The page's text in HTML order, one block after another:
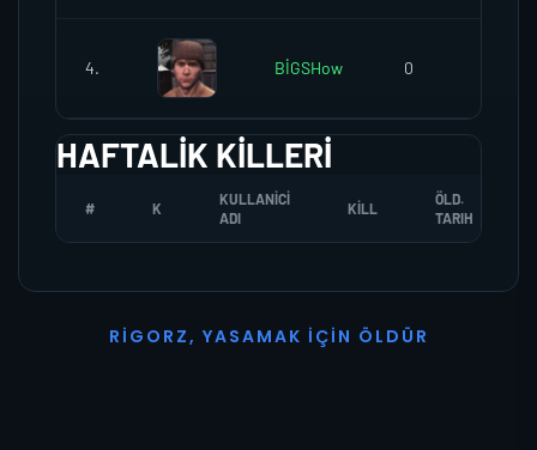
4. BİGSHow 0
HAFTALIK KILLERI
# K
KULLANICI
ADI
KILL
ÖLD.
TARIH
R I G O R Z, YASAMAK İ ÇI N Ö L D Ü R